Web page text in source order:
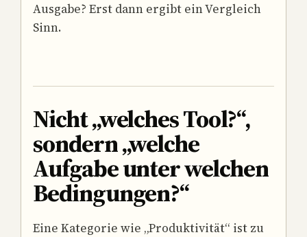
Ausgabe? Erst dann ergibt ein Vergleich
Sinn.
Nicht „welches Tool?“,
sondern „welche
Aufgabe unter welchen
Bedingungen?“
Eine Kategorie wie „Produktivität“ ist zu